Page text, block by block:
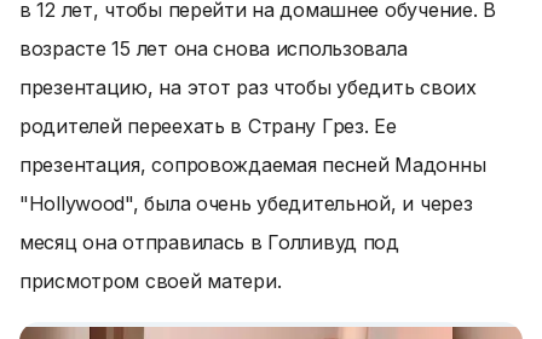
в 12 лет, чтобы перейти на домашнее обучение. В
возрасте 15 лет она снова использовала
презентацию, на этот раз чтобы убедить своих
родителей переехать в Страну Грез. Ее
презентация, сопровождаемая песней Мадонны
"Hollywood", была очень убедительной, и через
месяц она отправилась в Голливуд под
присмотром своей матери.